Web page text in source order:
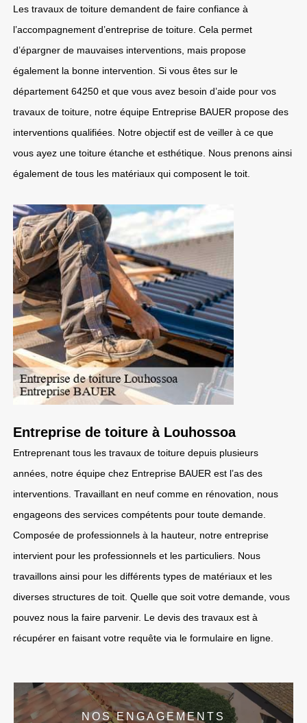
Les travaux de toiture demandent de faire confiance à
l’accompagnement d’entreprise de toiture. Cela permet
d’épargner de mauvaises interventions, mais propose
également la bonne intervention. Si vous êtes sur le
département 64250 et que vous avez besoin d’aide pour vos
travaux de toiture, notre équipe Entreprise BAUER propose des
interventions qualifiées. Notre objectif est de veiller à ce que
vous ayez une toiture étanche et esthétique. Nous prenons ainsi
également de tous les matériaux qui composent le toit.
Entreprise de toiture à Louhossoa
Entreprenant tous les travaux de toiture depuis plusieurs
années, notre équipe chez Entreprise BAUER est l’as des
interventions. Travaillant en neuf comme en rénovation, nous
engageons des services compétents pour toute demande.
Composée de professionnels à la hauteur, notre entreprise
intervient pour les professionnels et les particuliers. Nous
travaillons ainsi pour les différents types de matériaux et les
diverses structures de toit. Quelle que soit votre demande, vous
pouvez nous la faire parvenir. Le devis des travaux est à
récupérer en faisant votre requête via le formulaire en ligne.
NOS ENGAGEMENTS